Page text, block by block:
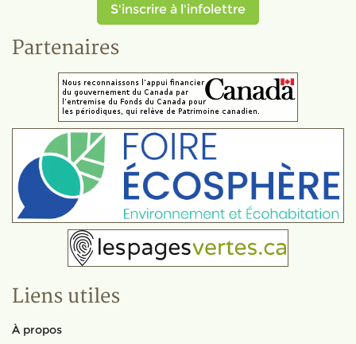
S'inscrire à l'infolettre
Partenaires
Liens utiles
À propos